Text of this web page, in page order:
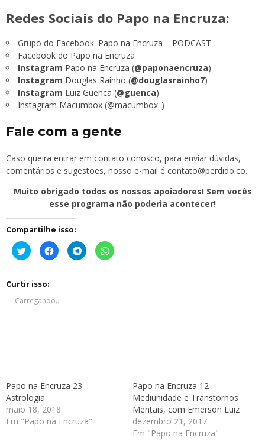
Redes Sociais do Papo na Encruza:
Grupo do Facebook: Papo na Encruza – PODCAST
Facebook do Papo na Encruza
Instagram Papo na Encruza (@paponaencruza)
Instagram Douglas Rainho (@douglasrainho7)
Instagram Luiz Guenca (@guenca)
Instagram Macumbox (@macumbox_)
Fale com a gente
Caso queira entrar em contato conosco, para enviar dúvidas,
comentários e sugestões, nosso e-mail é contato@perdido.co.
Muito obrigado todos os nossos apoiadores! Sem vocês
esse programa não poderia acontecer!
Compartilhe isso:
Clique
para
compartilhar
em
janela)
Clique
para
compartilhar
janela)
Clique
para
compartilhar
Clique
para
Curtir isso:
Carregando...
Papo na Encruza 23 -
Astrologia
maio 18, 2018
Em "Papo na Encruza"
Papo na Encruza 12 -
Mediunidade e Transtornos
Mentais, com Emerson Luiz
dezembro 21, 2017
Em "Papo na Encruza"